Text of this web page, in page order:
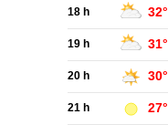
18 h 32°
19 h 31°
20 h 30°
21 h 27°